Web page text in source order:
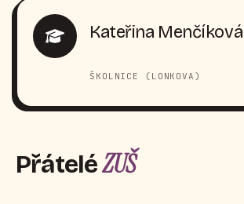
Kateřina Menčíková
ŠKOLNICE (LONKOVA)
PřáteléZUŠ